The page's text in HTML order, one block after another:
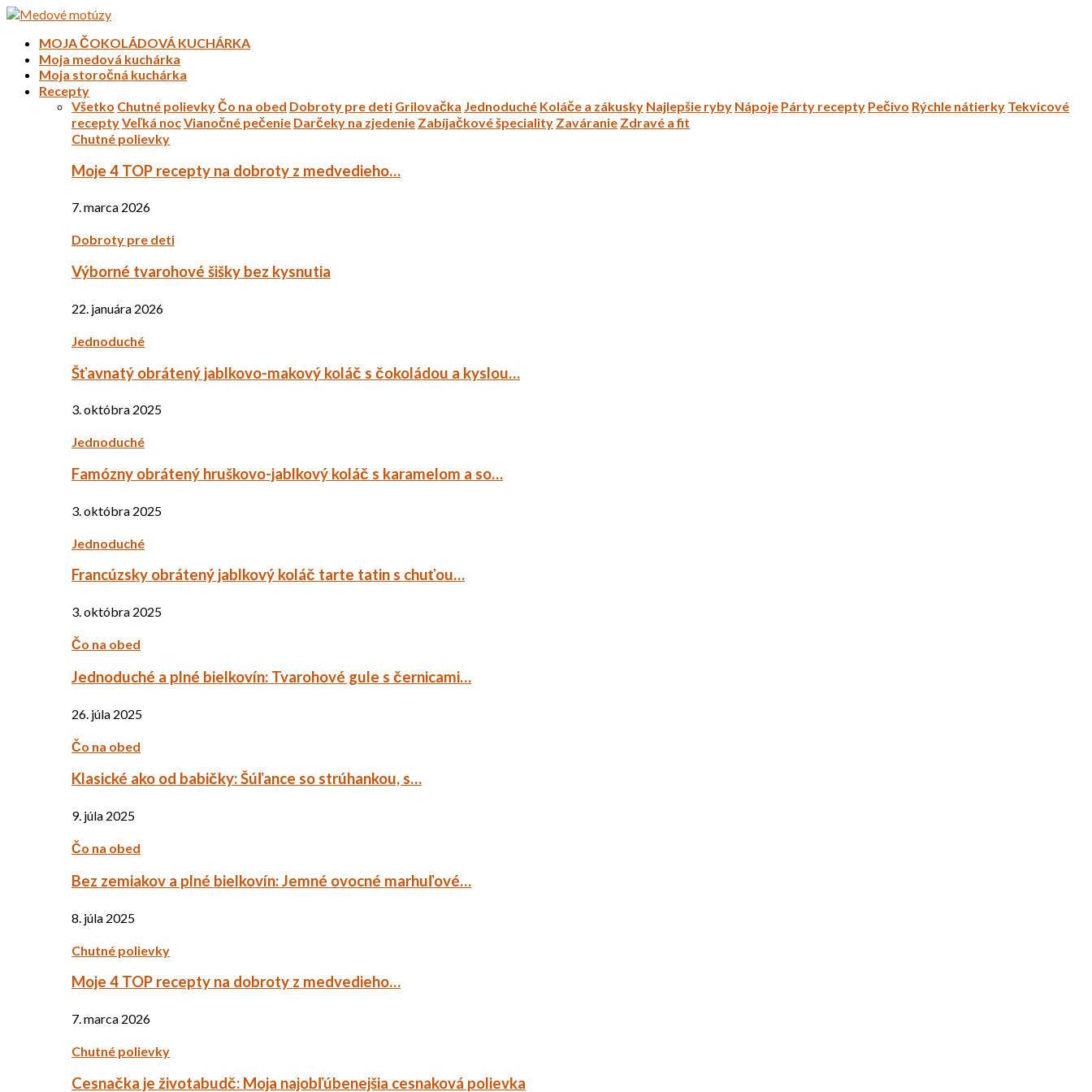
MOJA ČOKOLÁDOVÁ KUCHÁRKA
Moja medová kuchárka
Moja storočná kuchárka
Recepty
Všetko Chutné polievkyČo na obed Dobroty pre deti Grilovačka Jednoduché Koláče a zákusky Najlepšie ryby Nápoje Párty recepty Pečivo Rýchle nátierky Tekvicové
receptyVeľká nocVianočné pečenie Darčeky na zjedenie Zabíjačkové špeciality Zaváranie Zdravé a fit
Chutné polievky
Moje 4 TOP recepty na dobroty z medvedieho…
7. marca 2026
Dobroty pre deti
Výborné tvarohové šišky bez kysnutia
22. januára 2026
Jednoduché
Šťavnatý obrátený jablkovo-makový koláč s čokoládou a kyslou…
3. októbra 2025
Jednoduché
Famózny obrátený hruškovo-jablkový koláč s karamelom a so…
3. októbra 2025
Jednoduché
Francúzsky obrátený jablkový koláč tarte tatin s chuťou…
3. októbra 2025
Čo na obed
Jednoduché a plné bielkovín: Tvarohové gule s černicami…
26. júla 2025
Čo na obed
Klasické ako od babičky: Šúľance so strúhankou, s…
9. júla 2025
Čo na obed
Bez zemiakov a plné bielkovín: Jemné ovocné marhuľové…
8. júla 2025
Chutné polievky
Moje 4 TOP recepty na dobroty z medvedieho…
7. marca 2026
Chutné polievky
Cesnačka je životabudč: Moja najobľúbenejšia cesnaková polievka